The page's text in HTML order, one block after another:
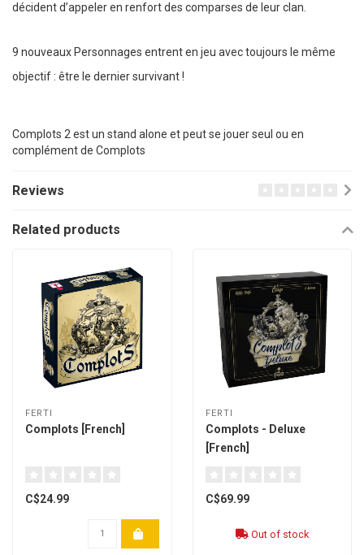
décident d’appeler en renfort des comparses de leur clan.
9 nouveaux Personnages entrent en jeu avec toujours le même
objectif : être le dernier survivant !
Complots 2 est un stand alone et peut se jouer seul ou en
complément de Complots
Reviews
Related products
FERTI
Complots [French]
C$24.99
FERTI
Complots - Deluxe
[French]
C$69.99
Out of stock